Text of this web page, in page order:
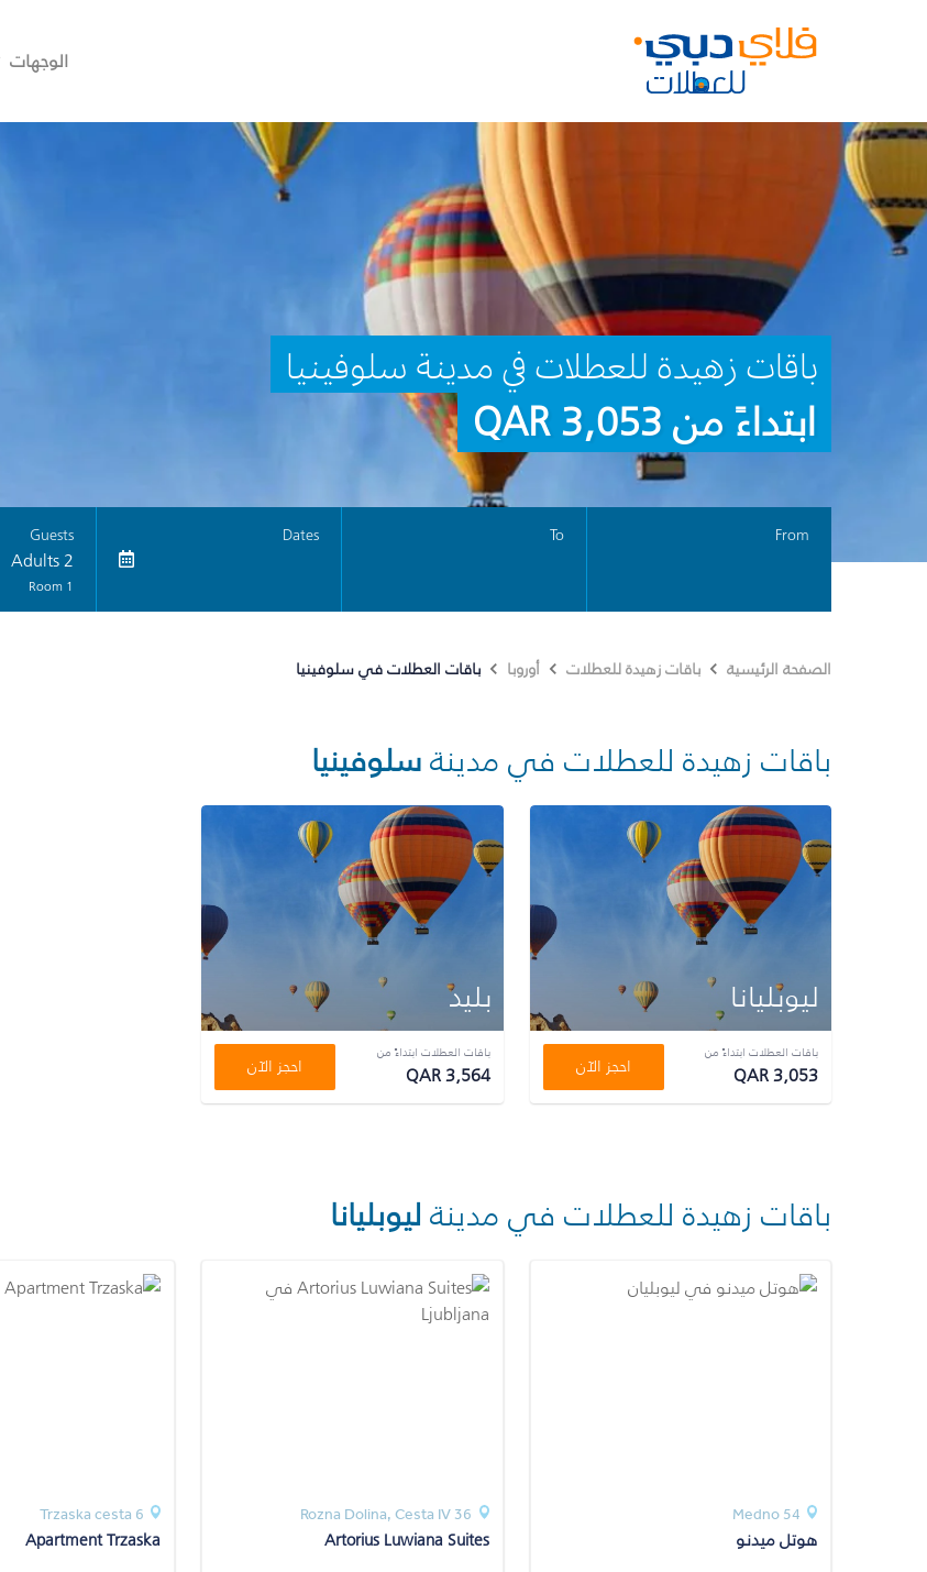
الوجهات
باقات زهيدة للعطلات في مدينة سلوفينيا
ابتداءً من 3,053 QAR
From
To
Dates
Guests
2 Adults
1 Room
الصفحة الرئيسية باقات زهيدة للعطلات أوروبا باقات العطلات في سلوفينيا
باقات زهيدة للعطلات في مدينةسلوفينيا
ليوبليانا
باقات العطلات ابتداءً من
QAR 3,053 احجز الآن
بليد
باقات العطلات ابتداءً من
QAR 3,564 احجز الآن
باقات زهيدة للعطلات في مدينة ليوبليانا
Medno 54
هوتل ميدنو
Rozna Dolina, Cesta IV 36
Artorius Luwiana Suites
Trzaska cesta 6
Apartment Trzaska